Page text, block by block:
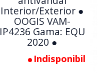
Interior/Exterior ●
OOGIS VAM-
IP4236 Gama: EQU
2020 ●
Indisponibil